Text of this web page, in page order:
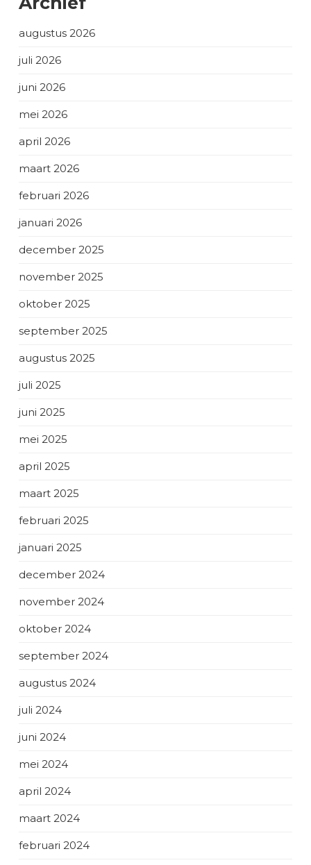
augustus 2026
juli 2026
juni 2026
mei 2026
april 2026
maart 2026
februari 2026
januari 2026
december 2025
november 2025
oktober 2025
september 2025
augustus 2025
juli 2025
juni 2025
mei 2025
april 2025
maart 2025
februari 2025
januari 2025
december 2024
november 2024
oktober 2024
september 2024
augustus 2024
juli 2024
juni 2024
mei 2024
april 2024
maart 2024
februari 2024